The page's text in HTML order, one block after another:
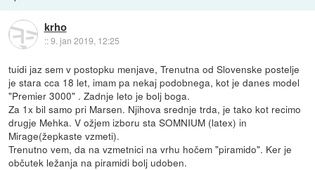
krho
::9. jan 2019, 12:25
tuidi jaz sem v postopku menjave, Trenutna od Slovenske postelje
je stara cca 18 let, imam pa nekaj podobnega, kot je danes model
"Premier 3000" . Zadnje leto je bolj boga.
Za 1x bil samo pri Marsen. Njihova srednje trda, je tako kot recimo
drugje Mehka. V ožjem izboru sta SOMNIUM (latex) in
Mirage(žepkaste vzmeti).
Trenutno vem, da na vzmetnici na vrhu hočem "piramido". Ker je
občutek ležanja na piramidi bolj udoben.